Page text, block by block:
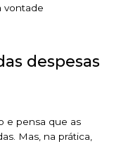
vontade
despesas
e pensa que as
Mas, na prática,